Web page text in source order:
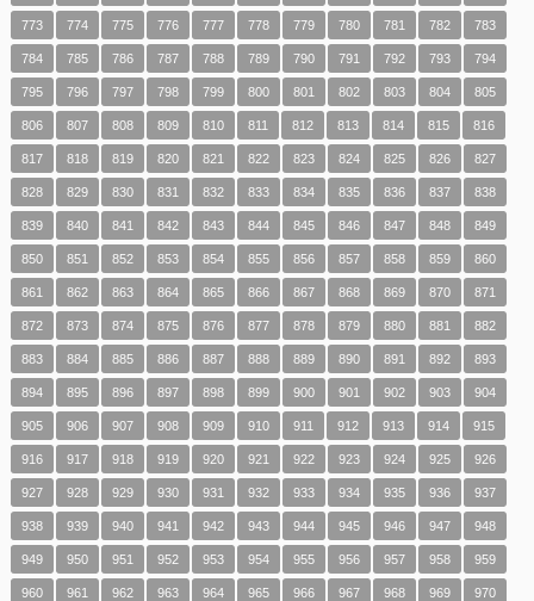
773 774 775 776 777 778 779 780 781 782 783
784 785 786 787 788 789 790 791 792 793 794
795 796 797 798 799 800 801 802 803 804 805
806 807 808 809 810 811 812 813 814 815 816
817 818 819 820 821 822 823 824 825 826 827
828 829 830 831 832 833 834 835 836 837 838
839 840 841 842 843 844 845 846 847 848 849
850 851 852 853 854 855 856 857 858 859 860
861 862 863 864 865 866 867 868 869 870 871
872 873 874 875 876 877 878 879 880 881 882
883 884 885 886 887 888 889 890 891 892 893
894 895 896 897 898 899 900 901 902 903 904
905 906 907 908 909 910 911 912 913 914 915
916 917 918 919 920 921 922 923 924 925 926
927 928 929 930 931 932 933 934 935 936 937
938 939 940 941 942 943 944 945 946 947 948
949 950 951 952 953 954 955 956 957 958 959
960 961 962 963 964 965 966 967 968 969 970